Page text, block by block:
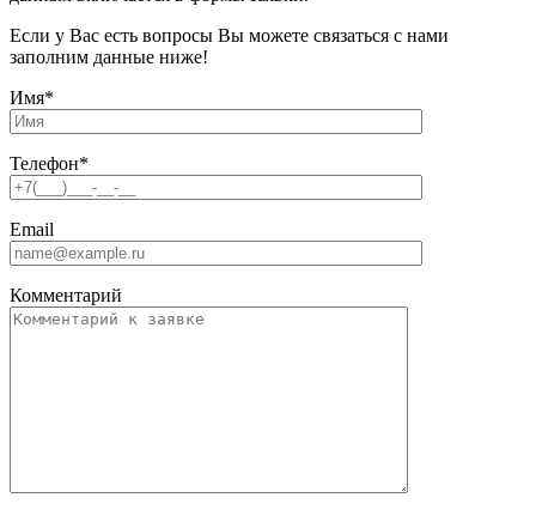
Если у Вас есть вопросы Вы можете связаться с нами
заполним данные ниже!
Имя*
Телефон*
Email
Комментарий